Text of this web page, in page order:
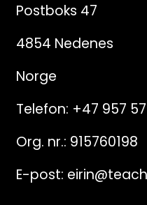
Postboks 47
4854 Nedenes
Norge
Telefon: +47 957
Org. nr.: 915760198
E-post: